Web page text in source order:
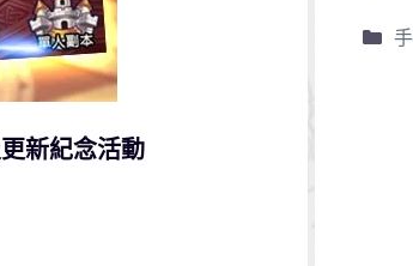
新紀念活動